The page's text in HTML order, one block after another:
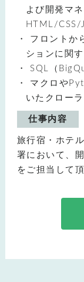
よび開発マ
HTML/CSS/
フロントか
ションに関
SQL（
マクロや
いたクロー
仕事内容
旅行宿・ホテ
署において、
をご担当して